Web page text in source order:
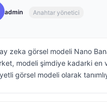
admin Anahtar yönetici
zeka görsel modeli Nano
modeli şimdiye kadarki en
görsel modeli olarak